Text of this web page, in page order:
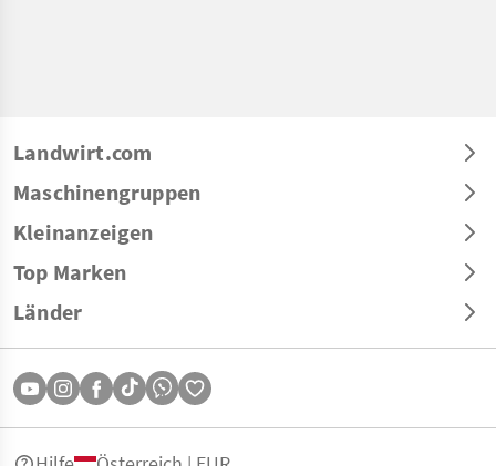
Landwirt.com
Maschinengruppen
Kleinanzeigen
Top Marken
Länder